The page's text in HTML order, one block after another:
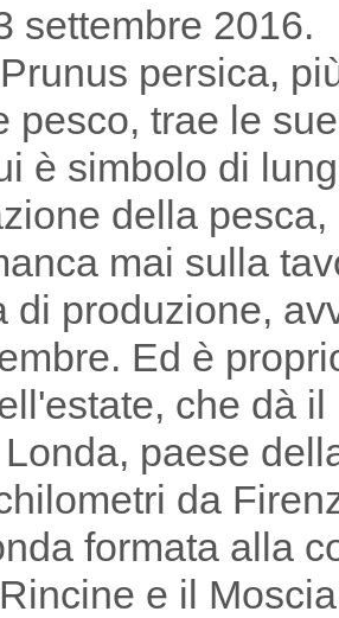
settembre 2016.
persica,
pesco, trae le
è simbolo di
della
mai sulla
di produzione,
Ed è
che dà
paese
da
formata alla
e il